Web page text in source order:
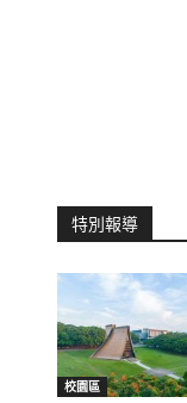
特別報導
校園區